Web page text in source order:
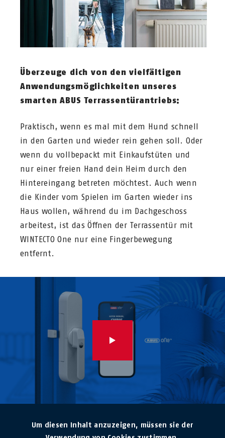
Überzeuge dich von den vielfältigen
Anwendungsmöglichkeiten unseres
smarten ABUS Terrassentürantriebs:
Praktisch, wenn es mal mit dem Hund schnell
in den Garten und wieder rein gehen soll. Oder
wenn du vollbepackt mit Einkaufstüten und
nur einer freien Hand dein Heim durch den
Hintereingang betreten möchtest. Auch wenn
die Kinder vom Spielen im Garten wieder ins
Haus wollen, während du im Dachgeschoss
arbeitest, ist das Öffnen der Terrassentür mit
WINTECTO One nur eine Fingerbewegung
entfernt.
Um diesen Inhalt anzuzeigen, müssen sie der